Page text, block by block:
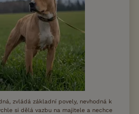
zvládá základní povely, nevhodná k
si dělá vazbu na majitele a nechce